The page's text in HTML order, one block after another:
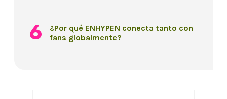
¿Por qué ENHYPEN conecta tanto con
fans globalmente?